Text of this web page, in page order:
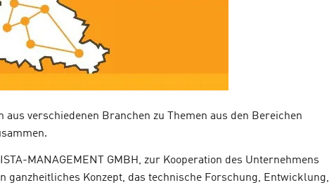
verschiedenen Branchen zu Themen aus den Bereichen
MANAGEMENT GMBH, zur Kooperation des Unternehmens
Konzept, das technische Forschung, Entwicklung,